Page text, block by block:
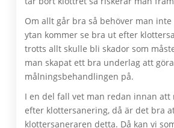
Om allt går bra så behöver man inte
ytan kommer se bra ut efter
trotts allt skulle bli skador som
man skapat ett bra underlag att göra
målningsbehandlingen på.
I en del fall vet man redan innan att
efter klottersanering, då är det bra
klottersaneraren detta. Då kan vi